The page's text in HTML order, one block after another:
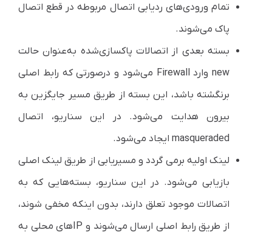
تمام ورودی‌های ردیابی اتصال مربوطه در قطع اتصال
پاک می‌شوند.
بسته بعدی از اتصالات پاکسازی‌شده به‌عنوان حالت
new وارد Firewall می‌شود و در‌صورتی که رابط اصلی
برنگشته باشد، این بسته از طریق مسیر جایگزین به
بیرون هدایت می‌شود. در این سناریو، اتصال
masqueraded ایجاد می‌شود.
لینک اولیه برمی گردد و مسیریابی از طریق لینک اصلی
بازیابی می‌شود. در این سناریو، بسته‌هایی که به
اتصالات موجود تعلق دارند، بدون اینکه مخفی شوند،
از طریق رابط اصلی ارسال می‌شوند و IP‌های محلی به